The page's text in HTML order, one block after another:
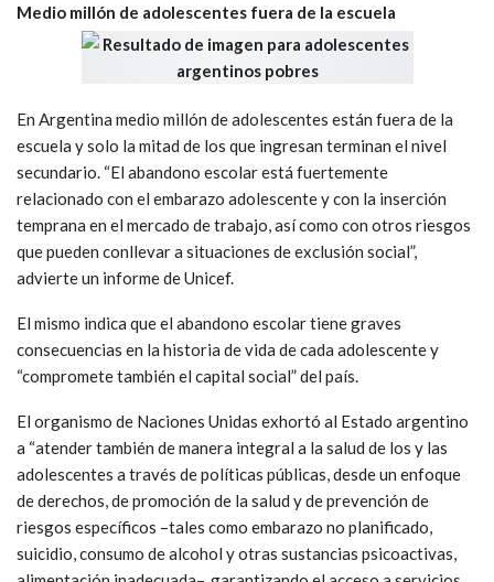
Medio millón de adolescentes fuera de la escuela
En Argentina medio millón de adolescentes están fuera de la
escuela y solo la mitad de los que ingresan terminan el nivel
secundario. “El abandono escolar está fuertemente
relacionado con el embarazo adolescente y con la inserción
temprana en el mercado de trabajo, así como con otros riesgos
que pueden conllevar a situaciones de exclusión social”,
advierte un informe de Unicef.
El mismo indica que el abandono escolar tiene graves
consecuencias en la historia de vida de cada adolescente y
“compromete también el capital social” del país.
El organismo de Naciones Unidas exhortó al Estado argentino
a “atender también de manera integral a la salud de los y las
adolescentes a través de políticas públicas, desde un enfoque
de derechos, de promoción de la salud y de prevención de
riesgos específicos –tales como embarazo no planificado,
suicidio, consumo de alcohol y otras sustancias psicoactivas,